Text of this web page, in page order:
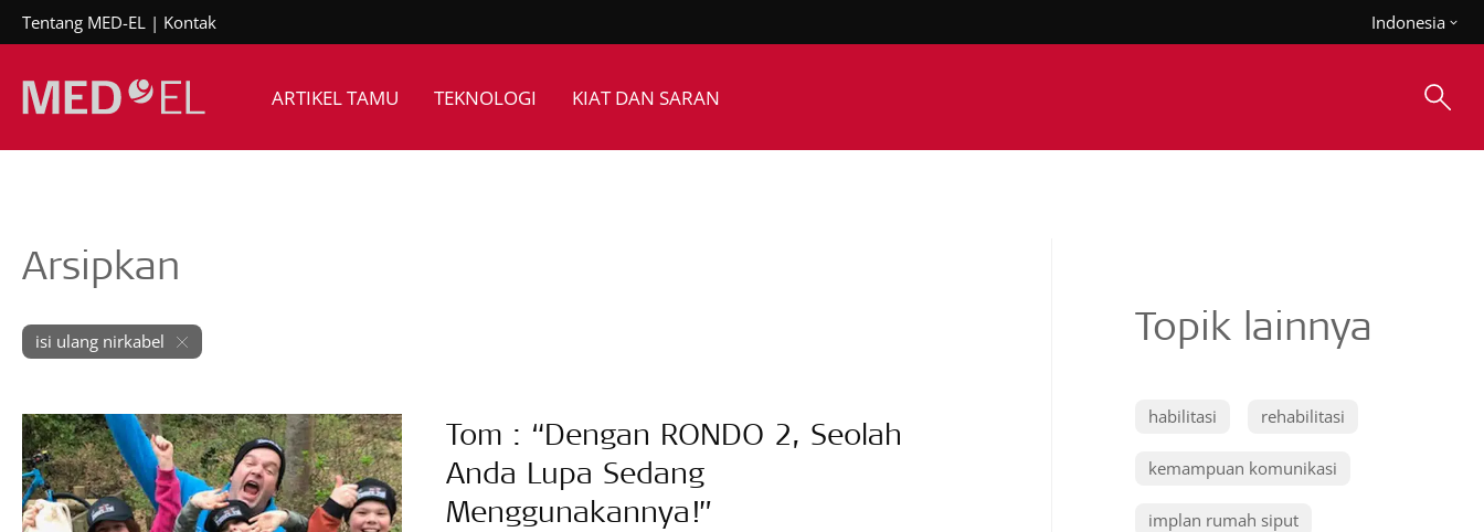
Tentang MED-EL Kontak Indonesia
ARTIKEL TAMU TEKNOLOGI KIAT DAN SARAN
Arsipkan
isi ulang nirkabel
Tom : “Dengan RONDO 2, Seolah
Anda Lupa Sedang
Menggunakannya!”
Topik lainnya
habilitasi rehabilitasi
kemampuan komunikasi
implan rumah siput